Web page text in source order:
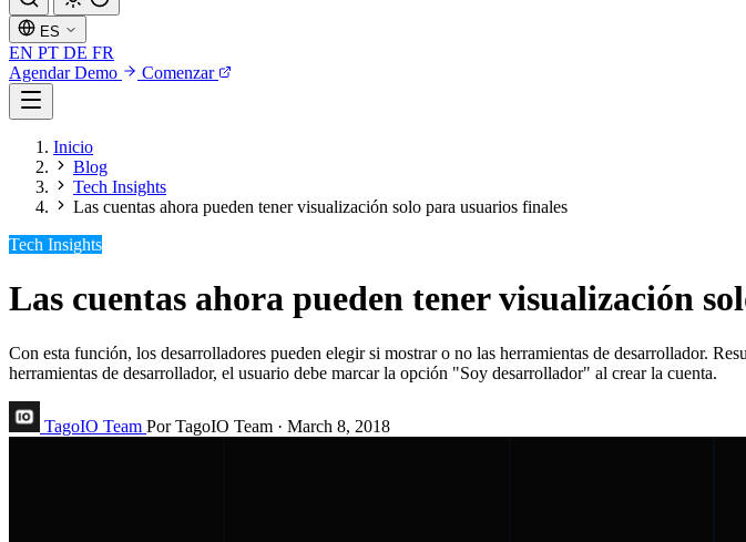
ES
EN PT DE FR
Agendar Demo
Comenzar
Inicio
Blog
Tech Insights
Las cuentas ahora pueden tener visualización solo para usuarios finales
Tech Insights
Las cuentas ahora pueden tener visualización
Con esta función, los desarrolladores pueden elegir si mostrar o no las herramientas de desarrollador.
herramientas de desarrollador, el usuario debe marcar la opción "Soy desarrollador" al crear la cuenta.
TagoIO Team Por TagoIO Team · March 8, 2018